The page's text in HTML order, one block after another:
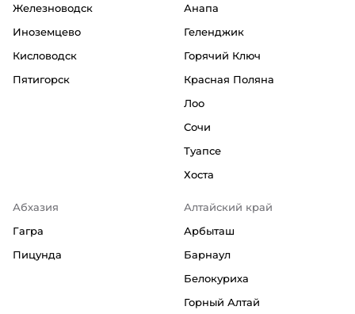
Железноводск
Иноземцево
Кисловодск
Пятигорск
Анапа
Геленджик
Горячий Ключ
Красная Поляна
Лоо
Сочи
Туапсе
Хоста
Абхазия
Гагра
Пицунда
Алтайский край
Арбыташ
Барнаул
Белокуриха
Горный Алтай